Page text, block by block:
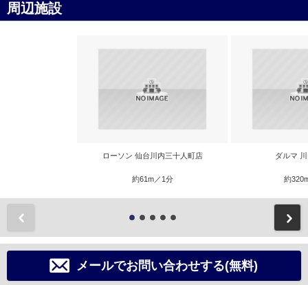
周辺施設
ローソン 仙台川内三十人町店
約61m／1分
ダルマ
約
メールでお問い合わせする(無料)